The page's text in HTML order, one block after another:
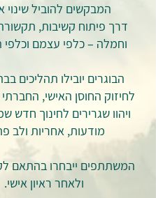
המבקשים להוביל שינוי
דרך פיתוח קשיבות,
וחמלה – כלפי עצמם וכלפי
הבוגרים יובילו תהליכים
לחיזוק החוסן האישי,
ויהוו שגרירים לחינוך חדש
מודעות, אחריות ולב
המשתתפים ייבחרו בהתאם
ולאחר ראיון אישי.